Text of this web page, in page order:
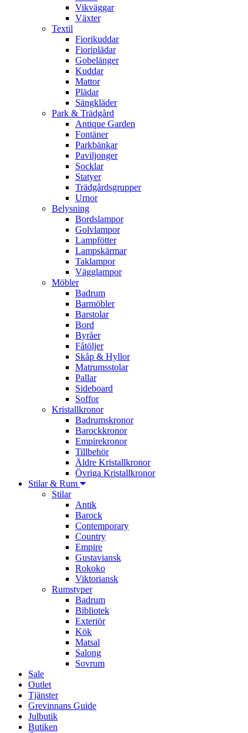
Vikväggar
Växter
Textil
Fiorikuddar
Fioriplädar
Gobelänger
Kuddar
Mattor
Plädar
Sängkläder
Park & Trädgård
Antique Garden
Fontäner
Parkbänkar
Paviljonger
Socklar
Statyer
Trädgårdsgrupper
Urnor
Belysning
Bordslampor
Golvlampor
Lampfötter
Lampskärmar
Taklampor
Vägglampor
Möbler
Badrum
Barmöbler
Barstolar
Bord
Byråer
Fåtöljer
Skåp & Hyllor
Matrumsstolar
Pallar
Sideboard
Soffor
Kristallkronor
Badrumskronor
Barockkronor
Empirekronor
Tillbehör
Äldre Kristallkronor
Övriga Kristallkronor
Stilar & Rum
Stilar
Antik
Barock
Contemporary
Country
Empire
Gustaviansk
Rokoko
Viktoriansk
Rumstyper
Badrum
Bibliotek
Exteriör
Kök
Matsal
Salong
Sovrum
Sale
Outlet
Tjänster
Grevinnans Guide
Julbutik
Butiken